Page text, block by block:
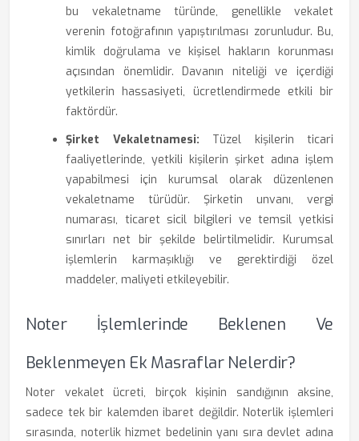
bu vekaletname türünde, genellikle vekalet
verenin fotoğrafının yapıştırılması zorunludur. Bu,
kimlik doğrulama ve kişisel hakların korunması
açısından önemlidir. Davanın niteliği ve içerdiği
yetkilerin hassasiyeti, ücretlendirmede etkili bir
faktördür.
Şirket Vekaletnamesi: Tüzel kişilerin ticari
faaliyetlerinde, yetkili kişilerin şirket adına işlem
yapabilmesi için kurumsal olarak düzenlenen
vekaletname türüdür. Şirketin unvanı, vergi
numarası, ticaret sicil bilgileri ve temsil yetkisi
sınırları net bir şekilde belirtilmelidir. Kurumsal
işlemlerin karmaşıklığı ve gerektirdiği özel
maddeler, maliyeti etkileyebilir.
Noter İşlemlerinde Beklenen Ve
Beklenmeyen Ek Masraflar Nelerdir?
Noter vekalet ücreti, birçok kişinin sandığının aksine,
sadece tek bir kalemden ibaret değildir. Noterlik işlemleri
sırasında, noterlik hizmet bedelinin yanı sıra devlet adına